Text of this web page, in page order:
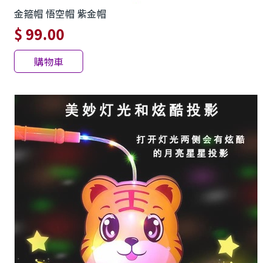
金箍帽 悟空帽 紫金帽
$ 99.00
購物車